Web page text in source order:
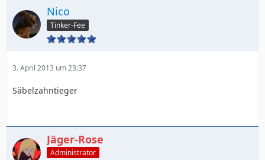
Nico
Tinker-Fee
3. April 2013 um 23:37
Säbelzahntieger
Jäger-Rose
Administrator